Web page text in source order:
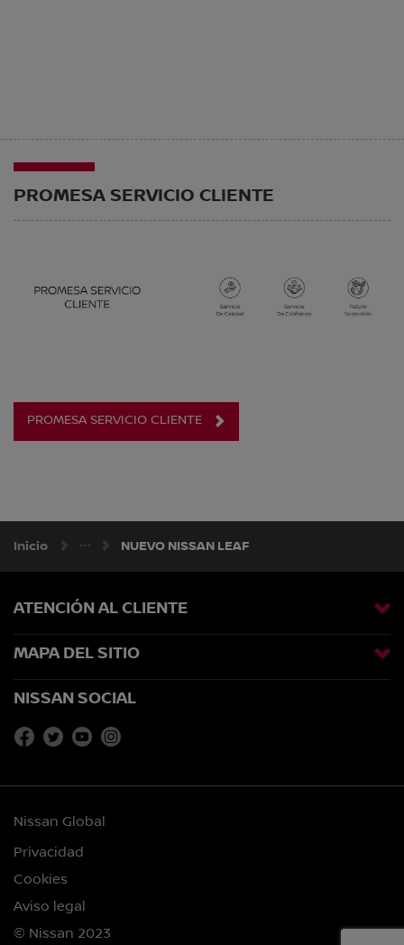
PROMESA SERVICIO CLIENTE
PROMESA SERVICIO CLIENTE
Inicio NUEVO NISSAN LEAF
ATENCIÓN AL CLIENTE
MAPA DEL SITIO
NISSAN SOCIAL
Nissan Global
Privacidad
Cookies
Aviso legal
© Nissan 2023